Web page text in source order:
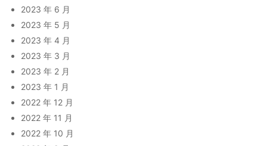
2023 年 6 月
2023 年 5 月
2023 年 4 月
2023 年 3 月
2023 年 2 月
2023 年 1 月
2022 年 12 月
2022 年 11 月
2022 年 10 月